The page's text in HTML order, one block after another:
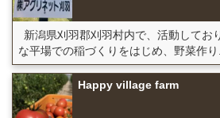
新潟県刈羽郡刈羽村内で、活動してお
な平場での稲づくりをはじめ、野菜作り
Happy village farm